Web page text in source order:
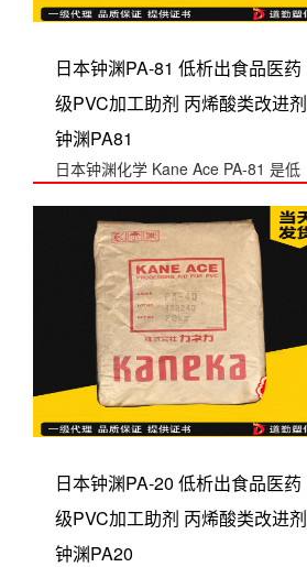
日本钟渊PA-81 低析出食品医药
级PVC加工助剂 丙烯酸类改进剂
钟渊PA81
日本钟渊化学 Kane Ace PA-81 是低
日本钟渊PA-20 低析出食品医药
级PVC加工助剂 丙烯酸类改进剂
钟渊PA20